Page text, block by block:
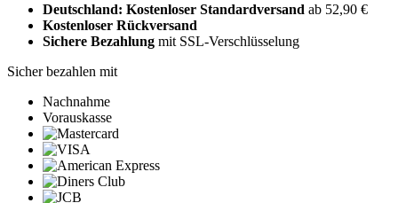
Deutschland: Kostenloser Standardversand ab 52,90 €
Kostenloser Rückversand
Sichere Bezahlung mit SSL-Verschlüsselung
Sicher bezahlen mit
Nachnahme
Vorauskasse